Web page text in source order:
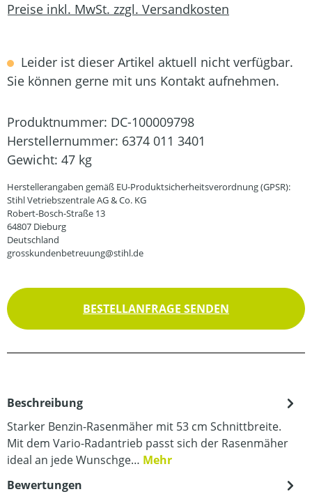
Preise inkl. MwSt. zzgl. Versandkosten
Leider ist dieser Artikel aktuell nicht verfügbar.
Sie können gerne mit uns Kontakt aufnehmen.
Produktnummer: DC-100009798
Herstellernummer: 6374 011 3401
Gewicht: 47 kg
Herstellerangaben gemäß EU-Produktsicherheitsverordnung (GPSR):
Stihl Vetriebszentrale AG & Co. KG
Robert-Bosch-Straße 13
64807 Dieburg
Deutschland
grosskundenbetreuung@stihl.de
BESTELLANFRAGE SENDEN
Beschreibung
Starker Benzin-Rasenmäher mit 53 cm Schnittbreite.
Mit dem Vario-Radantrieb passt sich der Rasenmäher
ideal an jede Wunschge… Mehr
Bewertungen